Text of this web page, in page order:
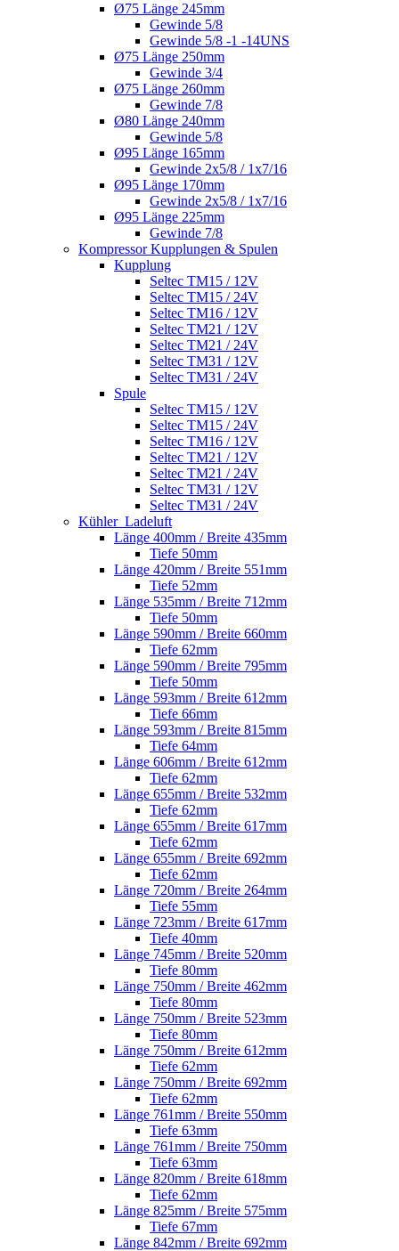
Ø75 Länge 245mm
Gewinde 5/8
Gewinde 5/8 -1 -14UNS
Ø75 Länge 250mm
Gewinde 3/4
Ø75 Länge 260mm
Gewinde 7/8
Ø80 Länge 240mm
Gewinde 5/8
Ø95 Länge 165mm
Gewinde 2x5/8 / 1x7/16
Ø95 Länge 170mm
Gewinde 2x5/8 / 1x7/16
Ø95 Länge 225mm
Gewinde 7/8
Kompressor Kupplungen & Spulen
Kupplung
Seltec TM15 / 12V
Seltec TM15 / 24V
Seltec TM16 / 12V
Seltec TM21 / 12V
Seltec TM21 / 24V
Seltec TM31 / 12V
Seltec TM31 / 24V
Spule
Seltec TM15 / 12V
Seltec TM15 / 24V
Seltec TM16 / 12V
Seltec TM21 / 12V
Seltec TM21 / 24V
Seltec TM31 / 12V
Seltec TM31 / 24V
Kühler_Ladeluft
Länge 400mm / Breite 435mm
Tiefe 50mm
Länge 420mm / Breite 551mm
Tiefe 52mm
Länge 535mm / Breite 712mm
Tiefe 50mm
Länge 590mm / Breite 660mm
Tiefe 62mm
Länge 590mm / Breite 795mm
Tiefe 50mm
Länge 593mm / Breite 612mm
Tiefe 66mm
Länge 593mm / Breite 815mm
Tiefe 64mm
Länge 606mm / Breite 612mm
Tiefe 62mm
Länge 655mm / Breite 532mm
Tiefe 62mm
Länge 655mm / Breite 617mm
Tiefe 62mm
Länge 655mm / Breite 692mm
Tiefe 62mm
Länge 720mm / Breite 264mm
Tiefe 55mm
Länge 723mm / Breite 617mm
Tiefe 40mm
Länge 745mm / Breite 520mm
Tiefe 80mm
Länge 750mm / Breite 462mm
Tiefe 80mm
Länge 750mm / Breite 523mm
Tiefe 80mm
Länge 750mm / Breite 612mm
Tiefe 62mm
Länge 750mm / Breite 692mm
Tiefe 62mm
Länge 761mm / Breite 550mm
Tiefe 63mm
Länge 761mm / Breite 750mm
Tiefe 63mm
Länge 820mm / Breite 618mm
Tiefe 62mm
Länge 825mm / Breite 575mm
Tiefe 67mm
Länge 842mm / Breite 692mm